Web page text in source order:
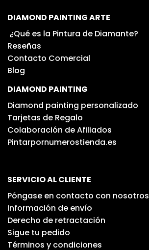
DIAMOND PAINTING ARTE
¿Qué es la Pintura de Diamante?
Reseñas
Contacto Comercial
Blog
DIAMOND PAINTING
Diamond painting personalizado
Tarjetas de Regalo
Colaboración de Afiliados
Pintarpornumerostienda.es
SERVICIO AL CLIENTE
Póngase en contacto con nosotros
Información de envío
Derecho de retractación
Sigue tu pedido
Términos y condiciones